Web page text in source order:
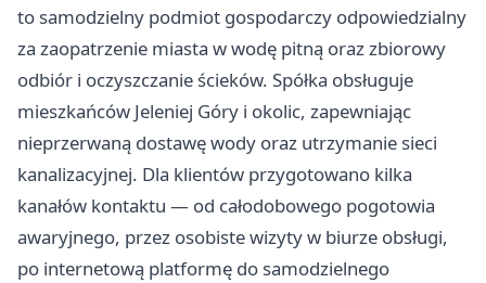
to samodzielny podmiot gospodarczy odpowiedzialny
za zaopatrzenie miasta w wodę pitną oraz zbiorowy
odbiór i oczyszczanie ścieków. Spółka obsługuje
mieszkańców Jeleniej Góry i okolic, zapewniając
nieprzerwaną dostawę wody oraz utrzymanie sieci
kanalizacyjnej. Dla klientów przygotowano kilka
kanałów kontaktu — od całodobowego pogotowia
awaryjnego, przez osobiste wizyty w biurze obsługi,
po internetową platformę do samodzielnego